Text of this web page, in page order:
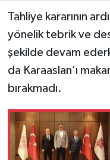
Tahliye kararının
yönelik tebrik ve
şekilde devam
da Karaaslan’ı
bırakmadı.
MEDYA
OTOMOTİV
YAŞAM
KÜLTÜR SANAT